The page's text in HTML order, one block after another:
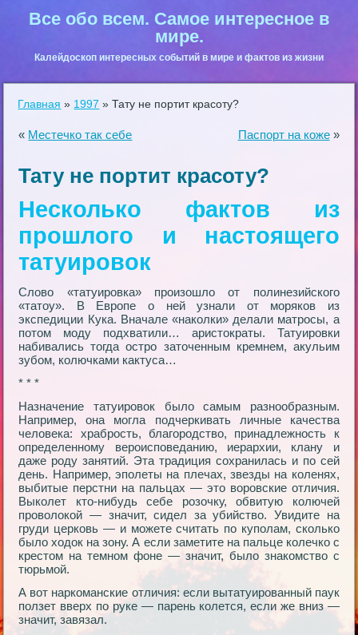
Все обо всем. Самое интересное в
мире.
Калейдоскоп интересных событий в мире и фактов из жизни
Главная » 1997 »Тату не портит красоту?
« Местечко так себе Паспорт на коже»
Тату не портит красоту?
Несколько фактов из
прошлого и настоящего
татуировок
Слово «татуировка» произошло от полинезийского
«татоу». В Европе о ней узнали от моряков из
экспедиции Кука. Вначале «наколки» делали матросы, а
потом моду подхватили… аристократы. Татуировки
набивались тогда остро заточенным кремнем, акульим
зубом, колючками кактуса…
* * *
Назначение татуировок было самым разнообразным.
Например, она могла подчеркивать личные качества
человека: храбрость, благородство, принадлежность к
определенному вероисповеданию, иерархии, клану и
даже роду занятий. Эта традиция сохранилась и по сей
день. Например, эполеты на плечах, звезды на коленях,
выбитые перстни на пальцах — это воровские отличия.
Выколет кто-нибудь себе розочку, обвитую колючей
проволокой — значит, сидел за убийство. Увидите на
груди церковь — и можете считать по куполам, сколько
было ходок на зону. А если заметите на пальце колечко с
крестом на темном фоне — значит, было знакомство с
тюрьмой.
А вот наркоманские отличия: если вытатуированный паук
ползет вверх по руке — парень колется, если же вниз —
значит, завязал.